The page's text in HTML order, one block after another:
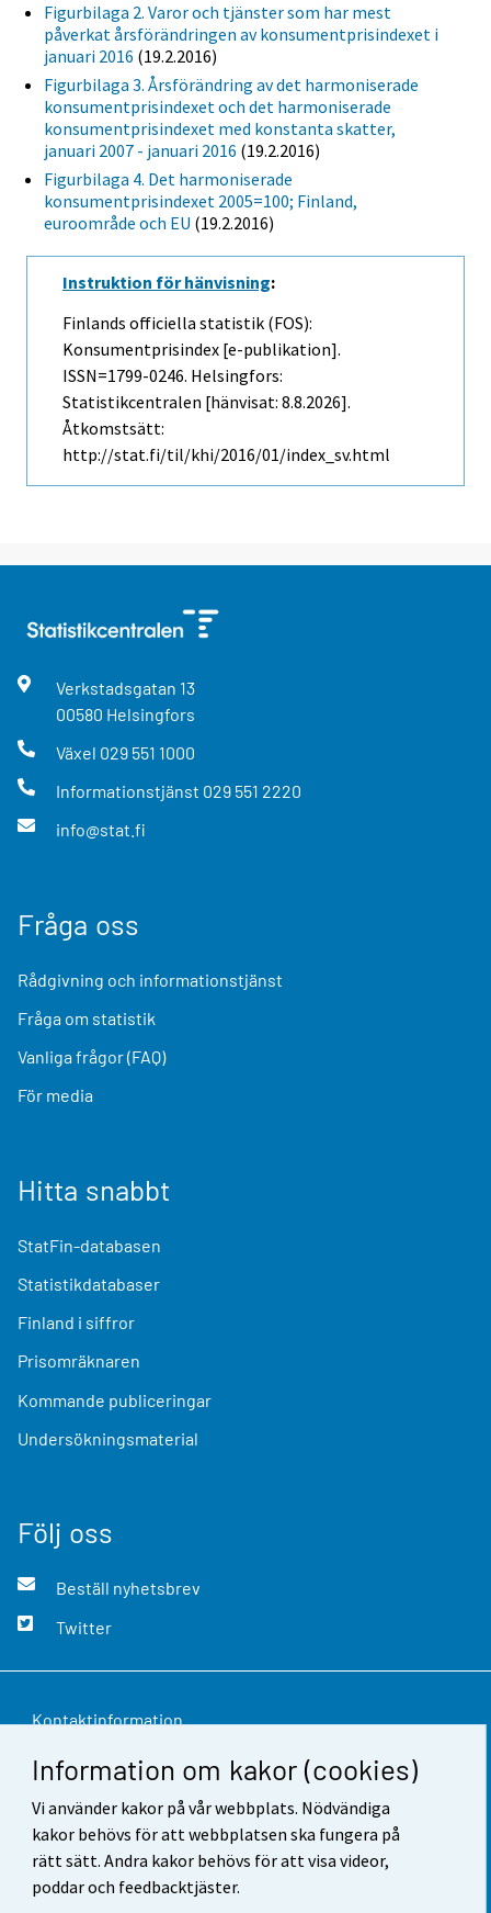
Information om kakor (cookies)
Vi använder kakor på vår webbplats. Nödvändiga
kakor behövs för att webbplatsen ska fungera på
rätt sätt. Andra kakor behövs för att visa videor,
poddar och feedbacktjäster.
Figurbilaga 2. Varor och tjänster som har mest
påverkat årsförändringen av konsumentprisindexet i
januari 2016 (19.2.2016)
Figurbilaga 3. Årsförändring av det harmoniserade
konsumentprisindexet och det harmoniserade
konsumentprisindexet med konstanta skatter,
januari 2007 - januari 2016 (19.2.2016)
Figurbilaga 4. Det harmoniserade
konsumentprisindexet 2005=100; Finland,
euroområde och EU (19.2.2016)
Instruktion för hänvisning:
Finlands officiella statistik (FOS):
Konsumentprisindex [e-publikation].
ISSN=1799-0246. Helsingfors:
Statistikcentralen [hänvisat: 8.8.2026].
Åtkomstsätt:
http://stat.fi/til/khi/2016/01/index_sv.html
Verkstadsgatan 13
00580 Helsingfors
Växel 029 551 1000
Informationstjänst 029 551 2220
info@stat.fi
Fråga oss
Rådgivning och informationstjänst
Fråga om statistik
Vanliga frågor (FAQ)
För media
Hitta snabbt
StatFin-databasen
Statistikdatabaser
Finland i siffror
Prisomräknaren
Kommande publiceringar
Undersökningsmaterial
Följ oss
Beställ nyhetsbrev
Twitter
Kontaktinformation
Respons
Användarvillkor
Dataskydd
Tillgänglighet